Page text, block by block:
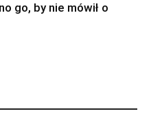
go, by nie mówił o